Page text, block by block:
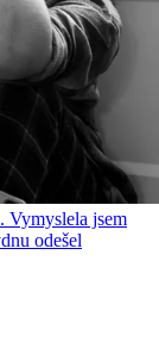
Vymyslela jsem
odešel